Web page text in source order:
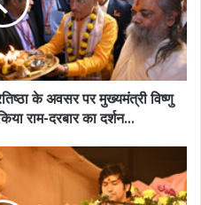
के अवसर पर मुख्यमंत्री विष्णु
राम-दरबार का दर्शन...